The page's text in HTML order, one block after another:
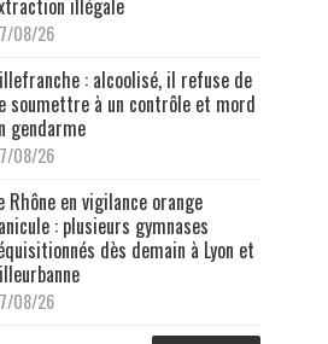
illégale
08/26
: alcoolisé, il refuse de
soumettre à un contrôle et mord
gendarme
08/26
Rhône en vigilance orange
: plusieurs gymnases
dès demain à Lyon et
08/26